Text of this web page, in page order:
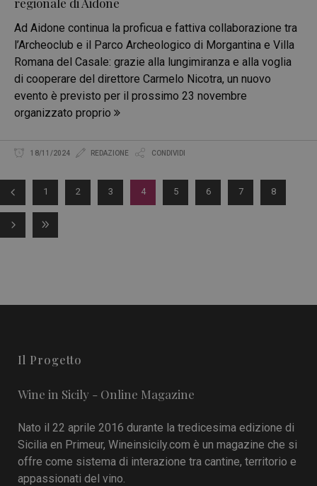
Ad Aidone continua la proficua e fattiva collaborazione tra
l’Archeoclub e il Parco Archeologico di Morgantina e Villa
Romana del Casale: grazie alla lungimiranza e alla voglia
di cooperare del direttore Carmelo Nicotra, un nuovo
evento è previsto per il prossimo 23 novembre
organizzato proprio
18/11/2024 REDAZIONE CONDIVIDI
1 2 3 4 5 6 7 8
Il Progetto
Wine in Sicily - Online Magazine
Nato il 22 aprile 2016 durante la tredicesima edizione di
Sicilia en Primeur, Wineinsicily.com è un magazine che si
offre come sistema di interazione tra cantine, territorio e
appassionati del vino.